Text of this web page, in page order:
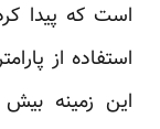
است که پیدا
استفاده از
این زمینه